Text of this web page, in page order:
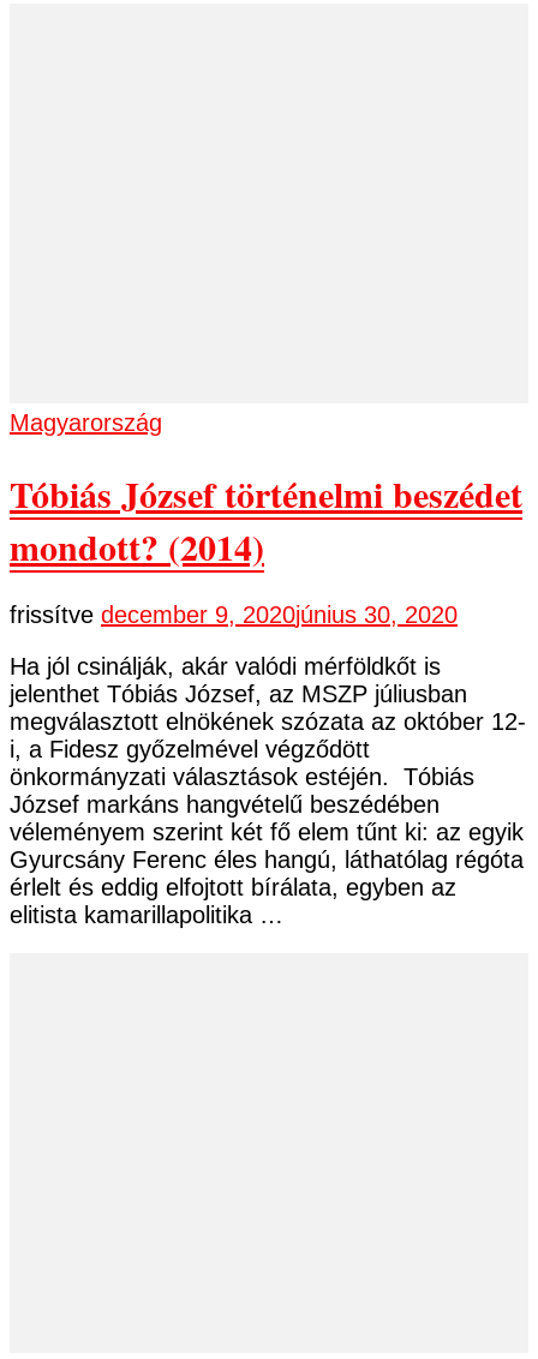
Magyarország
Tóbiás József történelmi beszédet
mondott? (2014)
frissítve december 9, 2020június 30, 2020
Ha jól csinálják, akár valódi mérföldkőt is
jelenthet Tóbiás József, az MSZP júliusban
megválasztott elnökének szózata az október 12-
i, a Fidesz győzelmével végződött
önkormányzati választások estéjén. Tóbiás
József markáns hangvételű beszédében
véleményem szerint két fő elem tűnt ki: az egyik
Gyurcsány Ferenc éles hangú, láthatólag régóta
érlelt és eddig elfojtott bírálata, egyben az
elitista kamarillapolitika …